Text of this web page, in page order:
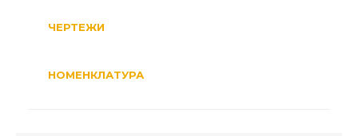
ЧЕРТЕЖИ
НОМЕНКЛАТУРА